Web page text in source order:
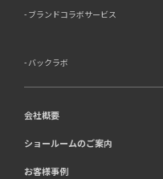
ブランドコラボサービス
バックラボ
会社概要
ショールームのご案内
お客様事例